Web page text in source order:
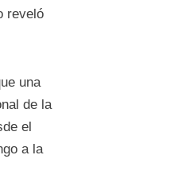
reveló
una
de la
el
a la